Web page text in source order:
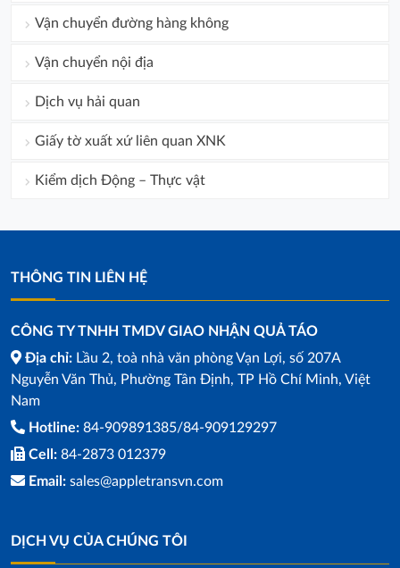
Vận chuyển đường hàng không
Vận chuyển nội địa
Dịch vụ hải quan
Giấy tờ xuất xứ liên quan XNK
Kiểm dịch Động – Thực vật
THÔNG TIN LIÊN HỆ
CÔNG TY TNHH TMDV GIAO NHẬN QUẢ TÁO
Địa chỉ: Lầu 2, toà nhà văn phòng Vạn Lợi, số 207A
Nguyễn Văn Thủ, Phường Tân Định, TP Hồ Chí Minh, Việt
Nam
Hotline: 84-909891385/84-909129297
Cell: 84-2873 012379
Email: sales@appletransvn.com
DỊCH VỤ CỦA CHÚNG TÔI